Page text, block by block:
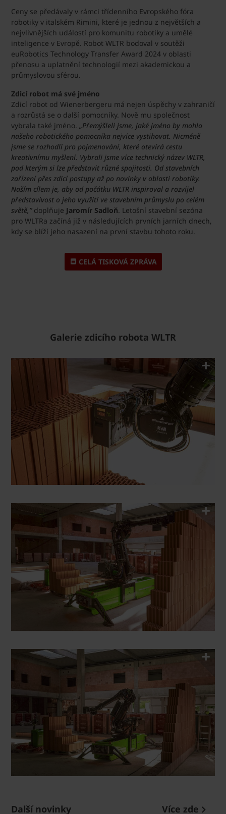
Ceny se předávaly v rámci třídenního Evropského fóra
robotiky v italském Rimini, které je jednou z největších a
nejvlivnějších událostí pro komunitu robotiky a umělé
inteligence v Evropě. Robot WLTR bodoval v soutěži
euRobotics Technology Transfer Award 2024 v oblasti
přenosu a uplatnění technologií mezi akademickou a
průmyslovou sférou.
Zdicí robot má své jméno
Zdicí robot od Wienerbergeru má nejen úspěchy v zahraničí
a rozrůstá se o další pomocníky. Nově mu společnost
vybrala také jméno. „Přemýšleli jsme, jaké jméno by mohlo
našeho robotického pomocníka nejvíce vystihovat. Nicméně
jsme se rozhodli pro pojmenování, které otevírá cestu
kreativnímu myšlení. Vybrali jsme více technický název WLTR,
pod kterým si lze představit různé spojitosti. Od stavebních
zařízení přes zdicí postupy až po novinky v oblasti robotiky.
Naším cílem je, aby od počátku WLTR inspiroval a rozvíjel
představivost o jeho využití ve stavebním průmyslu po celém
světě,” doplňuje Jaromír Sadloň. Letošní stavební sezóna
pro WLTRa začíná již v následujících prvních jarních dnech,
kdy se blíží jeho nasazení na první stavbu tohoto roku.
CELÁ TISKOVÁ ZPRÁVA
Galerie zdicího robota WLTR
Další novinky Více zde